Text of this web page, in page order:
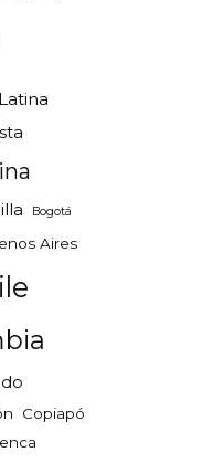
Bogotá
Aires
Copiapó